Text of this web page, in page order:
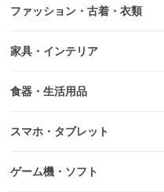
ファッション・古着・衣類
家具・インテリア
食器・生活用品
スマホ・タブレット
ゲーム機・ソフト